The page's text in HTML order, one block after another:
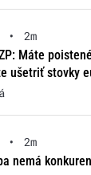
•
2m
Máte
ušetriť stovky
•
2m
nemá